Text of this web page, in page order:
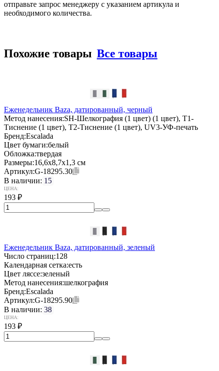
отправьте запрос менеджеру с указанием артикула и
необходимого количества.
Похожие товары Все товары
Еженедельник Baza, датированный, черный
Метод нанесения:SH-Шелкография (1 цвет) (1 цвет), T1-
Тиснение (1 цвет), T2-Тиснение (1 цвет), UV3-УФ-печать
Бренд:Escalada
Цвет бумаги:белый
Обложка:твердая
Размеры:16,6х8,7х1,3 см
Артикул:G-18295.30
В наличии: 15
ЦЕНА:
193 ₽
Еженедельник Baza, датированный, зеленый
Число страниц:128
Календарная сетка:есть
Цвет ляссе:зеленый
Метод нанесения:шелкография
Бренд:Escalada
Артикул:G-18295.90
В наличии: 38
ЦЕНА:
193 ₽